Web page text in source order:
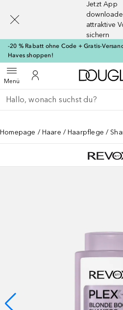
Jetzt App
attraktive
sichern
-20 % Rabatt ohne Code + Gratis-
Haves shoppen!
MenüMenü öffnenZu Meinem Kundenkonto
Gehe zurück
Suche ausführen
Homepage Haare Haarpflege
[navigation.slideout.screenreader]